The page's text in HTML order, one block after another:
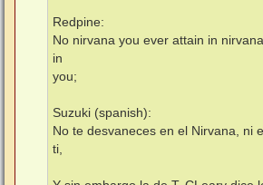
Redpine:
No nirvana you ever attain in
in
you;
Suzuki (spanish):
No te desvaneces en el Nirvana, ni
ti,